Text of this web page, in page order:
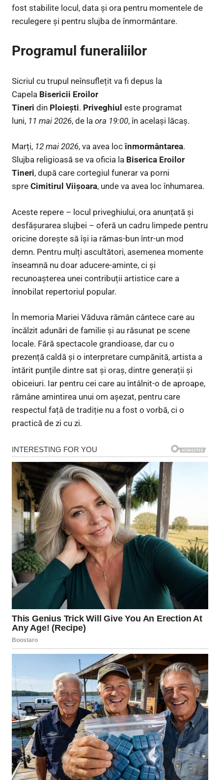
fost stabilite locul, data și ora pentru momentele de
reculegere și pentru slujba de înmormântare.
Programul funeraliilor
Sicriul cu trupul neînsuflețit va fi depus la
Capela Bisericii Eroilor
Tineri din Ploiești. Priveghiul este programat
luni, 11 mai 2026, de la ora 19:00, în același lăcaș.
Marți, 12 mai 2026, va avea locînmormântarea.
Slujba religioasă se va oficia la Biserica Eroilor
Tineri, după care cortegiul funerar va porni
spre Cimitirul Viișoara, unde va avea loc înhumarea.
Aceste repere – locul priveghiului, ora anunțată și
desfășurarea slujbei – oferă un cadru limpede pentru
oricine dorește să își ia rămas-bun într-un mod
demn. Pentru mulți ascultători, asemenea momente
înseamnă nu doar aducere-aminte, ci și
recunoașterea unei contribuții artistice care a
înnobilat repertoriul popular.
În memoria Mariei Văduva rămân cântece care au
încălzit adunări de familie și au răsunat pe scene
locale. Fără spectacole grandioase, dar cu o
prezență caldă și o interpretare cumpănită, artista a
întărit punțile dintre sat și oraș, dintre generații și
obiceiuri. Iar pentru cei care au întâlnit-o de aproape,
rămâne amintirea unui om așezat, pentru care
respectul față de tradiție nu a fost o vorbă, ci o
practică de zi cu zi.